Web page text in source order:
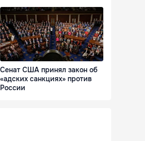
Сенат США принял закон об
«адских санкциях» против
России